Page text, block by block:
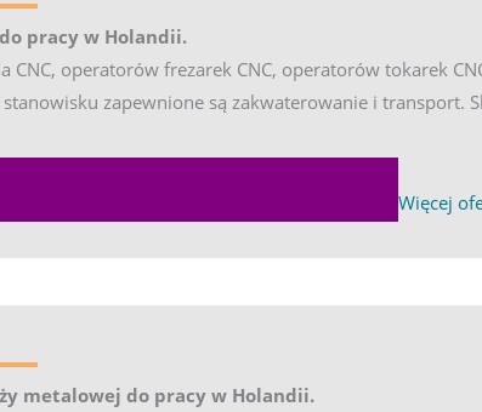
pracy w Holandii.
operatorów frezarek CNC, operatorów tokarek
zapewnione są zakwaterowanie i transport.
Więcej
metalowej do pracy w Holandii.